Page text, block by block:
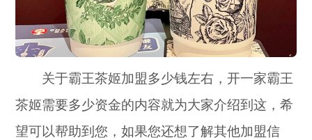
关于霸王茶姬加盟多少钱左右，开一家霸王
茶姬需要多少资金的内容就为大家介绍到这，希
望可以帮助到您，如果您还想了解其他加盟信